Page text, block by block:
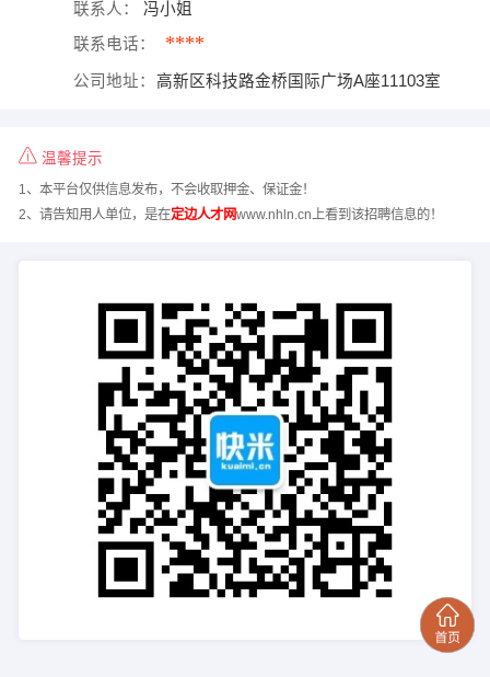
联系人： 冯小姐
联系电话： ****
公司地址： 高新区科技路金桥国际广场A座11103室
温馨提示
1、本平台仅供信息发布，不会收取押金、保证金！
2、请告知用人单位，是在定边人才网www.nhln.cn上看到该招聘信息的！